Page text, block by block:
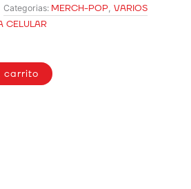
Categorias: MERCH-POP VARIOS
CELULAR
carrito